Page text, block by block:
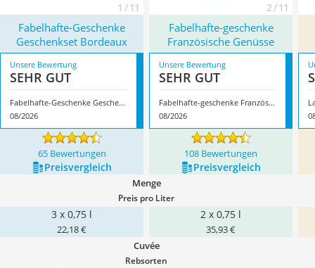
1 / 11 2 / 11
Fabelhafte-Geschenke
Geschenkset Bordeaux
Fabelhafte-geschenke
Französische Genüsse
Unsere Bewertung
SEHR GUT
Fabelhafte-Geschenke Geschenkset Bordeaux
08/2026
Unsere Bewertung
SEHR GUT
Fabelhafte-geschenke Französische Genüsse
08/2026
65 Bewertungen 108 Bewertungen
Preis­vergleich Preis­vergleich
Menge
Preis pro Liter
3 x 0,75 l
22,18 €
2 x 0,75 l
35,93 €
Cuvée
Rebsorten